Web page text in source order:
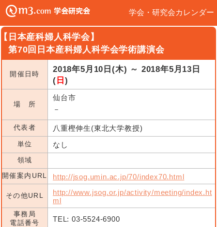
学会・研究会カレンダー
日本産科婦人科学会】
第70回日本産科婦人科学会学術講演会
開催日時
2018年5月10日(木) ～ 2018年5月13日
( 日 )
場 所
仙台市
－
代表者 八重樫伸生(東北大学教授)
単位 なし
領域
開催案内URL
http://jsog.umin.ac.jp/70/index70.html
その他URL
http://www.jsog.or.jp/activity/meeting/index.ht
ml
事務局
電話番号
TEL: 03-5524-6900